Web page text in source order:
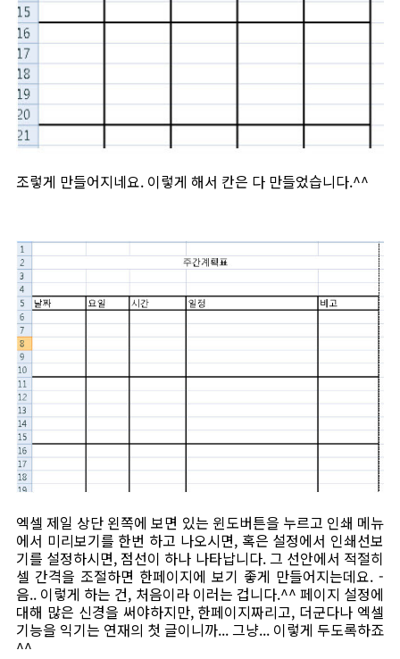
조렇게 만들어지네요. 이렇게 해서 칸은 다 만들었습니다.^^
엑셀 제일 상단 왼쪽에 보면 있는 윈도버튼을 누르고 인쇄 메뉴
에서 미리보기를 한번 하고 나오시면, 혹은 설정에서 인쇄선보
기를 설정하시면, 점선이 하나 나타납니다. 그 선안에서 적절히
셀 간격을 조절하면 한페이지에 보기 좋게 만들어지는데요. -
음.. 이렇게 하는 건, 처음이라 이러는 겁니다.^^ 페이지 설정에
대해 많은 신경을 써야하지만, 한페이지짜리고, 더군다나 엑셀
기능을 익기는 연재의 첫 글이니까... 그냥... 이렇게 두도록하죠
^^